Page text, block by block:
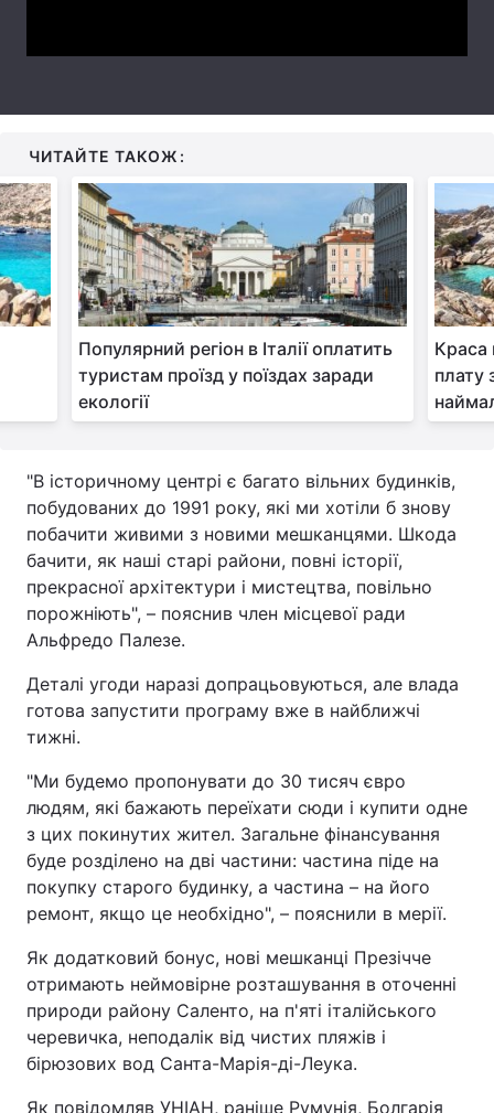
Тема оформлення
ЧИТАЙТЕ ТАКОЖ:
Популярний регіон в Італії оплатить
туристам проїзд у поїздах заради
екології
Краса
плату
"В історичному центрі є багато вільних будинків,
побудованих до 1991 року, які ми хотіли б знову
побачити живими з новими мешканцями. Шкода
бачити, як наші старі райони, повні історії,
прекрасної архітектури і мистецтва, повільно
порожніють", – пояснив член місцевої ради
Альфредо Палезе.
Деталі угоди наразі допрацьовуються, але влада
готова запустити програму вже в найближчі
тижні.
"Ми будемо пропонувати до 30 тисяч євро
людям, які бажають переїхати сюди і купити одне
з цих покинутих жител. Загальне фінансування
буде розділено на дві частини: частина піде на
покупку старого будинку, а частина – на його
ремонт, якщо це необхідно", – пояснили в мерії.
Як додатковий бонус, нові мешканці Презічче
отримають неймовірне розташування в оточенні
природи району Саленто, на п'яті італійського
черевичка, неподалік від чистих пляжів і
бірюзових вод Санта-Марія-ді-Леука.
Як повідомляв УНІАН, раніше Румунія, Болгарія